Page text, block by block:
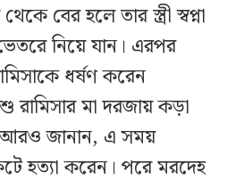
বের হলে তার স্ত্রী স্বপ্না
নিয়ে যান। এরপর
ধর্ষণ করেন
রামিসার মা দরজায় কড়া
আরও জানান, এ সময়
হত্যা করেন। পরে মরদেহ